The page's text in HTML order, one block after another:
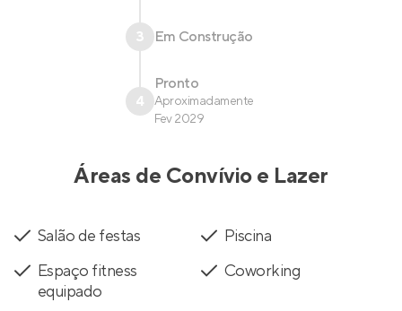
3 Em Construção
4
Pronto
Aproximadamente
Fev 2029
Áreas de Convívio e Lazer
Salão de festas
Piscina
Espaço fitness
equipado
Coworking